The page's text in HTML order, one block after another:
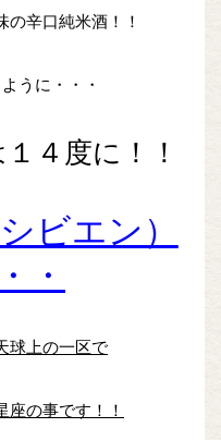
の辛口純米酒！！
うに・・・
４度に！！
ビエン）
・
球上の一区で
座の事です！！